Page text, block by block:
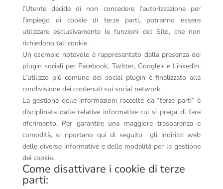
l’Utente decide di non concedere l’autorizzazione per
l’impiego di cookie di terze parti, potranno essere
utilizzare esclusivamente le funzioni del Sito, che non
richiedono tali cookie.
Un esempio notevole è rappresentato dalla presenza dei
plugin sociali per Facebook, Twitter, Google+ e LinkedIn.
L’utilizzo più comune dei social plugin è finalizzato alla
condivisione dei contenuti sui social network.
La gestione delle informazioni raccolte da “terze parti” è
disciplinata dalle relative informative cui si prega di fare
riferimento. Per garantire una maggiore trasparenza e
comodità, si riportano qui di seguito gli indirizzi web
delle diverse informative e delle modalità per la gestione
dei cookie.
Come disattivare i cookie di terze
parti: